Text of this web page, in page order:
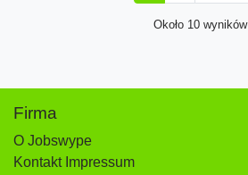
Około 10 wyników
Firma
O Jobswype
Kontakt Impressum